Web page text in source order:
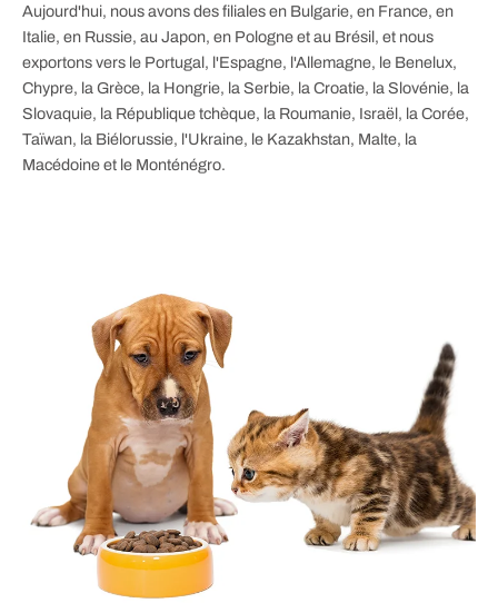
Aujourd'hui, nous avons des filiales en Bulgarie, en France, en
Italie, en Russie, au Japon, en Pologne et au Brésil, et nous
exportons vers le Portugal, l'Espagne, l'Allemagne, le Benelux,
Chypre, la Grèce, la Hongrie, la Serbie, la Croatie, la Slovénie, la
Slovaquie, la République tchèque, la Roumanie, Israël, la Corée,
Taïwan, la Biélorussie, l'Ukraine, le Kazakhstan, Malte, la
Macédoine et le Monténégro.